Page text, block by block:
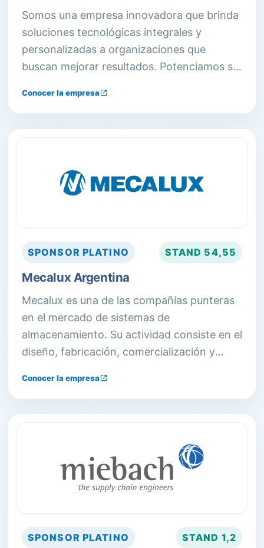
Somos una empresa innovadora que brinda
soluciones tecnológicas integrales y
personalizadas a organizaciones que
buscan mejorar resultados. Potenciamos su
servicios para aumentar la competitividad.
Conocer la empresa
SPONSOR PLATINO STAND 54,55
Mecalux Argentina
Mecalux es una de las compañías punteras
en el mercado de sistemas de
almacenamiento. Su actividad consiste en el
diseño, fabricación, comercialización y
estanterías metálicas, depósitos
almacenamiento.
Conocer la empresa
SPONSOR PLATINO STAND 1,2